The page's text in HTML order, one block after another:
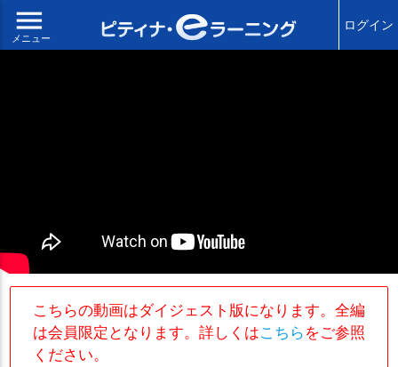
menu
メニュー
ログイン
こちらの動画はダイジェスト版になります。全編
は会員限定となります。詳しくはこちら をご参照
ください。